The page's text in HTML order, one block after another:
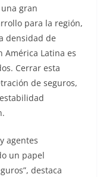
gran
para la región,
densidad de
América Latina es
Cerrar esta
de seguros,
agentes
un papel
destaca